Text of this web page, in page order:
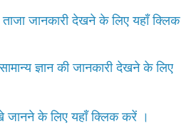
ताजा जानकारी देखने के लिए यहाँ क्लिक
ज्ञान की जानकारी देखने के लिए
जानने के लिए यहाँ क्लिक करें ।